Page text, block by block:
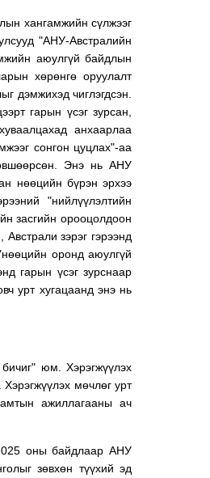
хангамжийн сүлжээг
"АНУ-Австралийн
аюулгүй байдлын
хөрөнгө оруулалт
дэмжихэд чиглэгдсэн.
гарын үсэг зурсан,
анхаарлаа
сонгон цуцлах"-аа
Энэ нь АНУ
нөөцийн бүрэн эрхээ
"нийлүүлэлтийн
засгийн орооцолдоон
зэрэг гэрээнд
оронд аюулгүй
гарын үсэг зурснаар
урт хугацаанд энэ нь
юм. Хэрэгжүүлэх
мөчлөг урт
ажиллагааны ач
оны байдлаар АНУ
зөвхөн түүхий эд